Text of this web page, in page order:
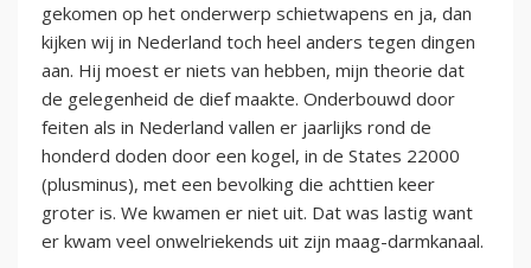
gekomen op het onderwerp schietwapens en ja, dan
kijken wij in Nederland toch heel anders tegen dingen
aan. Hij moest er niets van hebben, mijn theorie dat
de gelegenheid de dief maakte. Onderbouwd door
feiten als in Nederland vallen er jaarlijks rond de
honderd doden door een kogel, in de States 22000
(plusminus), met een bevolking die achttien keer
groter is. We kwamen er niet uit. Dat was lastig want
er kwam veel onwelriekends uit zijn maag-darmkanaal.